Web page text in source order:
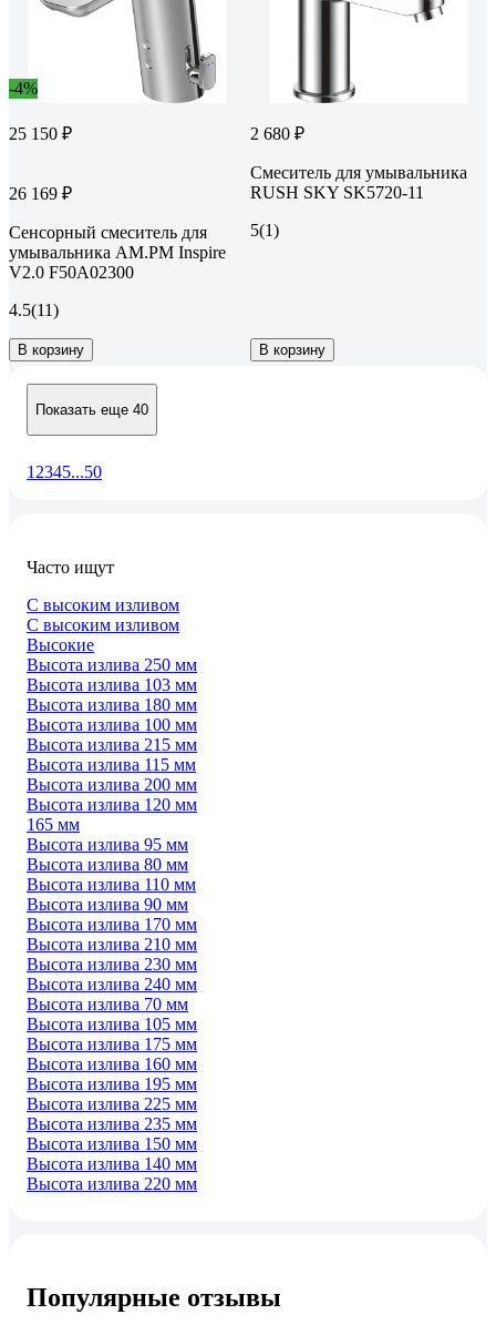
-4%
25 150 ₽
26 169 ₽
Сенсорный смеситель для
умывальника AM.PM Inspire
V2.0 F50A02300
4.5(11)
В корзину
2 680 ₽
Смеситель для умывальника
RUSH SKY SK5720-11
5(1)
В корзину
Показать еще 40
1 2345...50
Часто ищут
С высоким изливом
С высоким изливом
Высокие
Высота излива 250 мм
Высота излива 103 мм
Высота излива 180 мм
Высота излива 100 мм
Высота излива 215 мм
Высота излива 115 мм
Высота излива 200 мм
Высота излива 120 мм
165 мм
Высота излива 95 мм
Высота излива 80 мм
Высота излива 110 мм
Высота излива 90 мм
Высота излива 170 мм
Высота излива 210 мм
Высота излива 230 мм
Высота излива 240 мм
Высота излива 70 мм
Высота излива 105 мм
Высота излива 175 мм
Высота излива 160 мм
Высота излива 195 мм
Высота излива 225 мм
Высота излива 235 мм
Высота излива 150 мм
Высота излива 140 мм
Высота излива 220 мм
Популярные отзывы